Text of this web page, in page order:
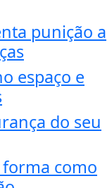
punição a
espaço e
do seu
como